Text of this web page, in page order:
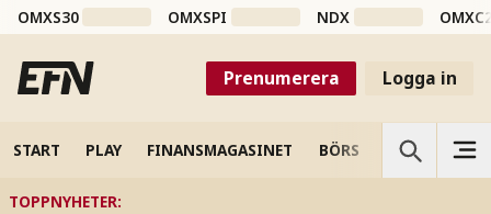
OMXS30 OMXSPI NDX
Prenumerera Logga in
START PLAY FINANSMAGASINET BÖRS VETENSKAP
TOPPNYHETER: